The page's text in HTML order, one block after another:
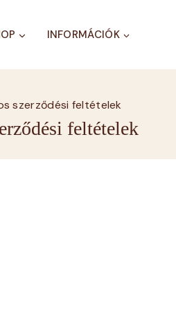
INFORMÁCIÓK
szerződési feltételek
feltételek